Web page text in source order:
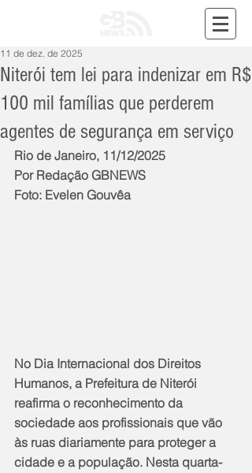
Niterói tem lei para indenizar em R$
100 mil famílias que perderem
agentes de segurança em serviço
11 de dez. de 2025
Rio de Janeiro, 11/12/2025
Por Redação GBNEWS
Foto: Evelen Gouvêa
No Dia Internacional dos Direitos
Humanos, a Prefeitura de Niterói
reafirma o reconhecimento da
sociedade aos profissionais que vão
às ruas diariamente para proteger a
cidade e a população. Nesta quarta-